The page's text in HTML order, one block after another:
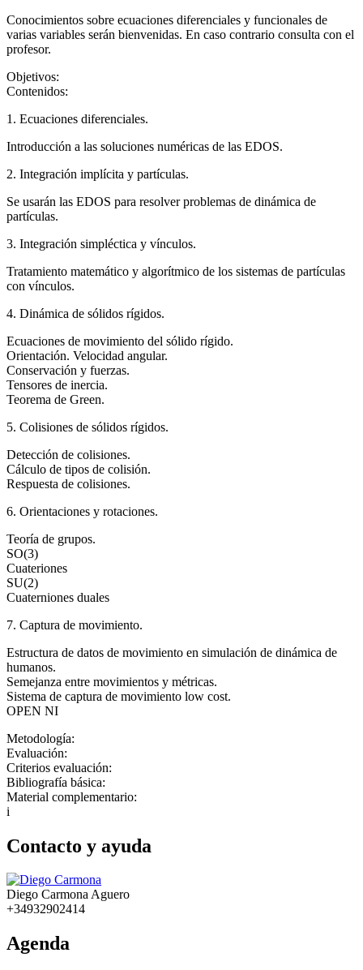
Conocimientos sobre ecuaciones diferenciales y funcionales de
varias variables serán bienvenidas. En caso contrario consulta con el
profesor.
Objetivos:
Contenidos:
1. Ecuaciones diferenciales.
Introducción a las soluciones numéricas de las EDOS.
2. Integración implícita y partículas.
Se usarán las EDOS para resolver problemas de dinámica de
partículas.
3. Integración simpléctica y vínculos.
Tratamiento matemático y algorítmico de los sistemas de partículas
con vínculos.
4. Dinámica de sólidos rígidos.
Ecuaciones de movimiento del sólido rígido.
Orientación. Velocidad angular.
Conservación y fuerzas.
Tensores de inercia.
Teorema de Green.
5. Colisiones de sólidos rígidos.
Detección de colisiones.
Cálculo de tipos de colisión.
Respuesta de colisiones.
6. Orientaciones y rotaciones.
Teoría de grupos.
SO(3)
Cuateriones
SU(2)
Cuaterniones duales
7. Captura de movimiento.
Estructura de datos de movimiento en simulación de dinámica de
humanos.
Semejanza entre movimientos y métricas.
Sistema de captura de movimiento low cost.
OPEN NI
Metodología:
Evaluación:
Criterios evaluación:
Bibliografía básica:
Material complementario:
i
Contacto y ayuda
Diego Carmona Aguero
+34932902414
Agenda